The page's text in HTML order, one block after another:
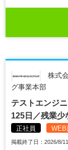
株式
グ事業本部
テストエンジ
125日／残業
正社員 WEB
掲載終了日：2026/8/11